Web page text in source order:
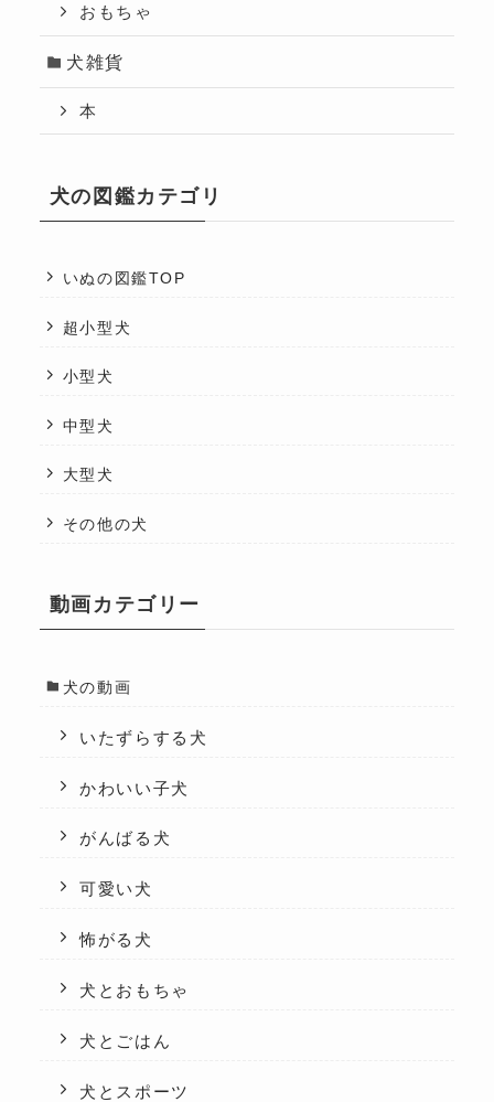
おもちゃ
犬雑貨
本
犬の図鑑カテゴリ
いぬの図鑑TOP
超小型犬
小型犬
中型犬
大型犬
その他の犬
動画カテゴリー
犬の動画
いたずらする犬
かわいい子犬
がんばる犬
可愛い犬
怖がる犬
犬とおもちゃ
犬とごはん
犬とスポーツ